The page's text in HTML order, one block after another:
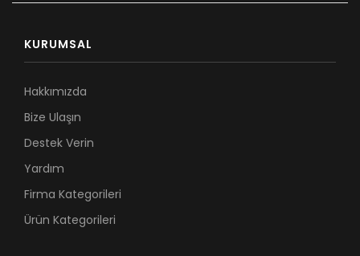
KURUMSAL
Hakkımızda
Bize Ulaşın
Destek Verin
Yardım
Firma Kategorileri
Ürün Kategorileri